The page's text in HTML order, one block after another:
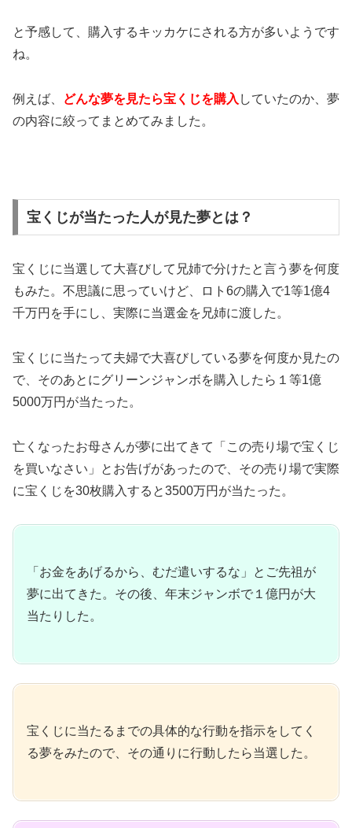
と予感して、購入するキッカケにされる方が多いようです
ね。
例えば、 どんな夢を見たら宝くじを購入 していたのか、夢
の内容に絞ってまとめてみました。
宝くじが当たった人が見た夢とは？
宝くじに当選して大喜びして兄姉で分けたと言う夢を何度
もみた。不思議に思っていけど、ロト6の購入で1等1億4
千万円を手にし、実際に当選金を兄姉に渡した。
宝くじに当たって夫婦で大喜びしている夢を何度か見たの
で、そのあとにグリーンジャンボを購入したら１等1億
5000万円が当たった。
亡くなったお母さんが夢に出てきて「この売り場で宝くじ
を買いなさい」とお告げがあったので、その売り場で実際
に宝くじを30枚購入すると3500万円が当たった。
「お金をあげるから、むだ遣いするな」とご先祖が
夢に出てきた。その後、年末ジャンボで１億円が大
当たりした。
宝くじに当たるまでの具体的な行動を指示をしてく
る夢をみたので、その通りに行動したら当選した。